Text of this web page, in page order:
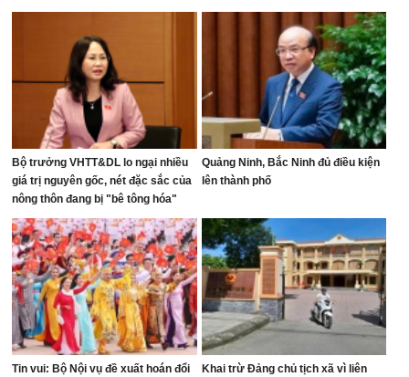
Bộ trưởng VHTT&DL lo ngại nhiều
giá trị nguyên gốc, nét đặc sắc của
nông thôn đang bị "bê tông hóa"
Quảng Ninh, Bắc Ninh đủ điều kiện
lên thành phố
Tin vui: Bộ Nội vụ đề xuất hoán đổi Khai trừ Đảng chủ tịch xã vì liên